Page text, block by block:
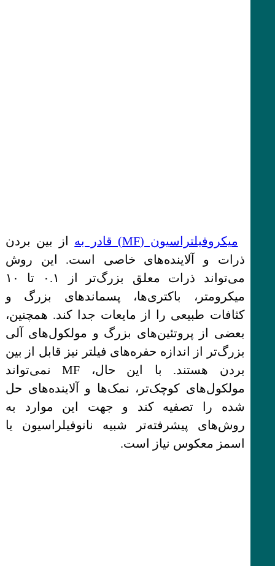
میکروفیلتراسیون (MF) قادر به
از بین بردن
ذرات و آلاینده‌های خاصی است. این روش
می‌تواند ذرات معلق بزرگ‌تر از ۰.۱ تا ۱۰
میکرومتر، باکتری‌ها، پسماندهای بزرگ و
کثافات طبیعی را از مایعات جدا کند. همچنین،
بعضی از پروتئین‌های بزرگ و مولکول‌های آلی
بزرگ‌تر از اندازه حفره‌های فیلتر نیز قابل از بین
بردن هستند. با این حال، MF نمی‌تواند
مولکول‌های کوچک‌تر، نمک‌ها و آلاینده‌های حل
شده را تصفیه کند و جهت این موارد به
روش‌های پیشرفته‌تر شبیه نانوفیلراسیون یا
اسمز معکوس نیاز است.